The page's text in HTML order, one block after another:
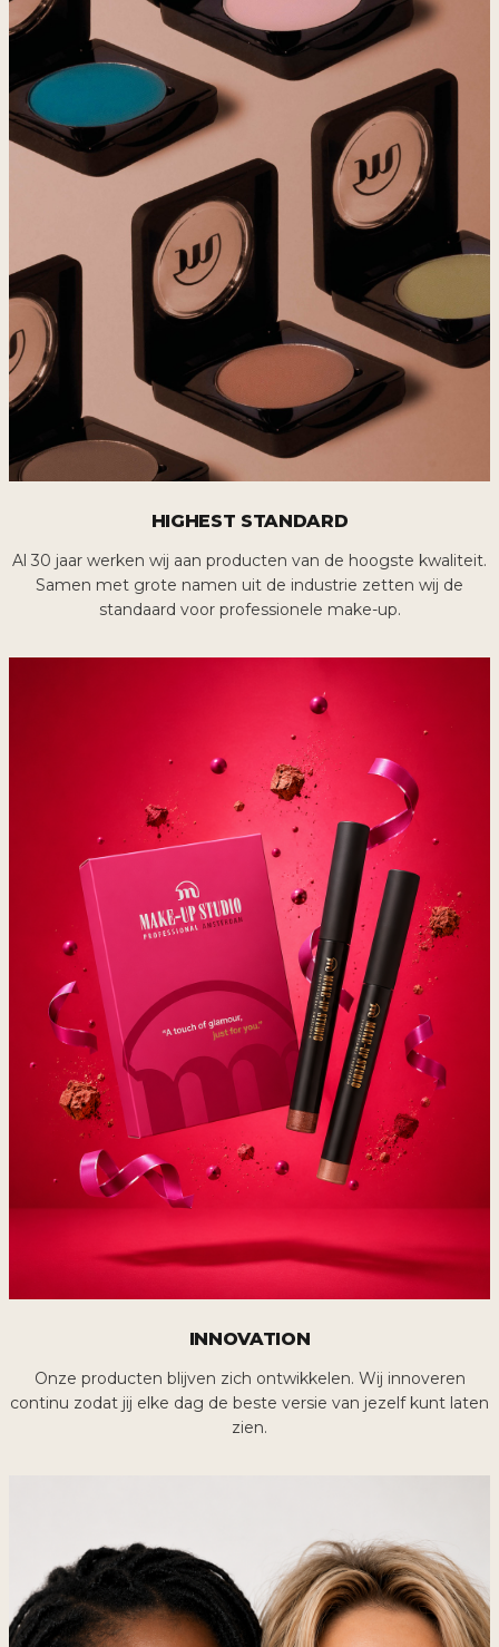
HIGHEST STANDARD
Al 30 jaar werken wij aan producten van de hoogste kwaliteit.
Samen met grote namen uit de industrie zetten wij de
standaard voor professionele make-up.
INNOVATION
Onze producten blijven zich ontwikkelen. Wij innoveren
continu zodat jij elke dag de beste versie van jezelf kunt laten
zien.